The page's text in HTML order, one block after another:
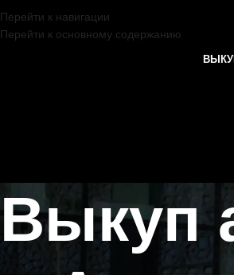
Перейти к навигации
Перейти к основному содержанию
Выкуп